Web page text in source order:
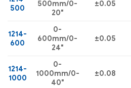
500
500mm/0-
20″
±0.05
1214-
600
0-
600mm/0-
24″
±0.05
1214-
1000
0-
1000mm/0-
40″
±0.08